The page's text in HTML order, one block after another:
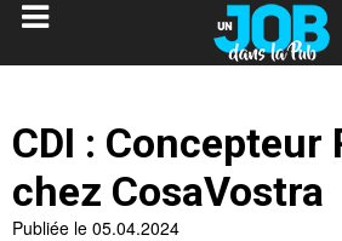
CDI : Concepteur
chez CosaVostra
Publiée le 05.04.2024